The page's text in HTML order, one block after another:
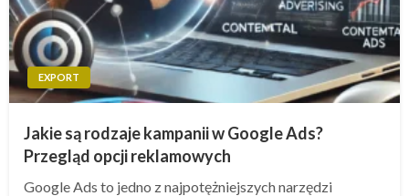
EXPORT
Jakie są rodzaje kampanii w Google Ads?
Przegląd opcji reklamowych
Google Ads to jedno z najpotężniejszych narzędzi